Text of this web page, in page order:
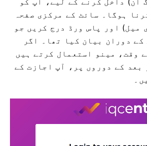
ہوگا۔ سائٹ کے مرکزی صفحہ
میل) اور پاس ورڈ درج کریں جو
دوران بیان کیا تھا۔
اگر
وقت، مینو استعمال کرتے ہیں
بعد کے دوروں پر، آپ اجازت کے